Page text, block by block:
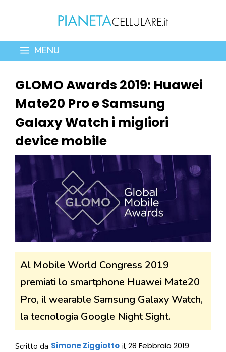
contenuto
MENU
GLOMO Awards 2019: Huawei
Mate20 Pro e Samsung
Galaxy Watch i migliori
device mobile
Al Mobile World Congress 2019
premiati lo smartphone Huawei Mate20
Pro, il wearable Samsung Galaxy Watch,
la tecnologia Google Night Sight.
Scritto da Simone Ziggiotto il 28 Febbraio 2019